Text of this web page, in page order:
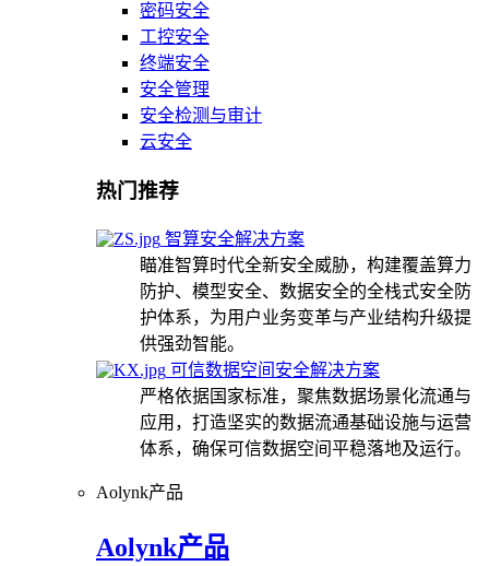
密码安全
工控安全
终端安全
安全管理
安全检测与审计
云安全
热门推荐
智算安全解决方案
瞄准智算时代全新安全威胁，构建覆盖算力
防护、模型安全、数据安全的全栈式安全防
护体系，为用户业务变革与产业结构升级提
供强劲智能。
可信数据空间安全解决方案
严格依据国家标准，聚焦数据场景化流通与
应用，打造坚实的数据流通基础设施与运营
体系，确保可信数据空间平稳落地及运行。
Aolynk产品
Aolynk产品